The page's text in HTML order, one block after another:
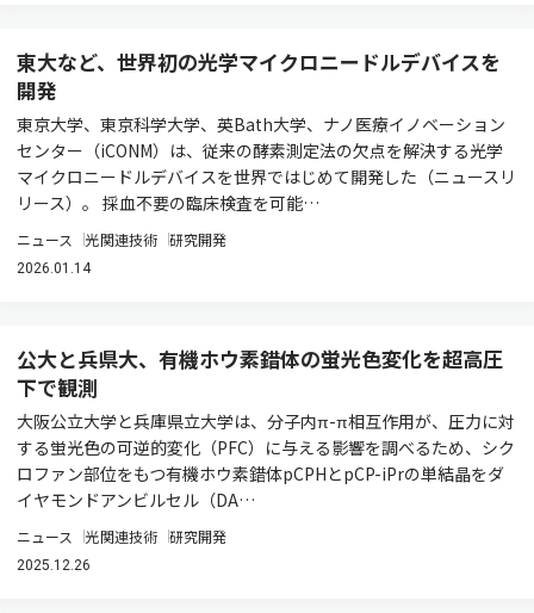
東大など、世界初の光学マイクロニードルデバイスを
開発
東京大学、東京科学大学、英Bath大学、ナノ医療イノベーション
センター（iCONM）は、従来の酵素測定法の欠点を解決する光学
マイクロニードルデバイスを世界ではじめて開発した（ニュースリ
リース）。 採血不要の臨床検査を可能…
ニュース 光関連技術 研究開発
2026.01.14
公大と兵県大、有機ホウ素錯体の蛍光色変化を超高圧
下で観測
大阪公立大学と兵庫県立大学は、分子内π-π相互作用が、圧力に対
する蛍光色の可逆的変化（PFC）に与える影響を調べるため、シク
ロファン部位をもつ有機ホウ素錯体pCPHとpCP-iPrの単結晶をダ
イヤモンドアンビルセル（DA…
ニュース 光関連技術 研究開発
2025.12.26